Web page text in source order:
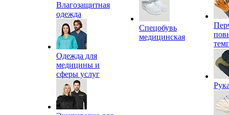
Влагозащитная
одежда
Одежда для
медицины и
сферы услуг
Спецобувь
медицинская